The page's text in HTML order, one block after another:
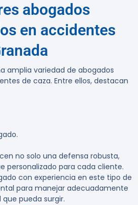
abogados
en accidentes
amplia variedad de abogados
de caza. Entre ellos, destacan
no solo una defensa robusta,
personalizado para cada cliente.
con experiencia en este tipo de
para manejar adecuadamente
pueda surgir.